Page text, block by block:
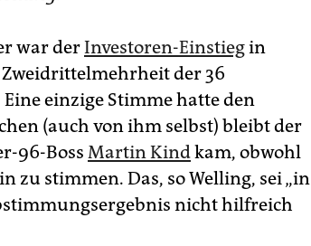
war derInvestoren-Einstiegin
der 36
einzige Stimme hatte den
(auch von ihm selbst) bleibt der
96-Boss Martin Kindkam, obwohl
zu stimmen. Das, so Welling, sei „in
nicht hilfreich